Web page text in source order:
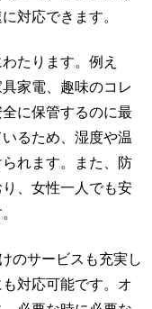
対応できます。
たります。例え
家電、趣味のコレ
に保管するのに最
るため、湿度や温
れます。また、防
、女性一人でも安
のサービスも充実し
対応可能です。オ